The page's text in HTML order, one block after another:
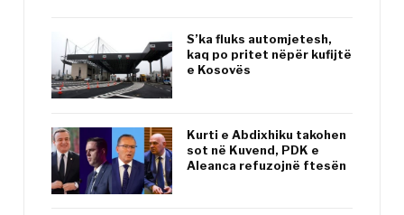
S’ka fluks automjetesh,
kaq po pritet nëpër kufijtë
e Kosovës
Kurti e Abdixhiku takohen
sot në Kuvend, PDK e
Aleanca refuzojnë ftesën